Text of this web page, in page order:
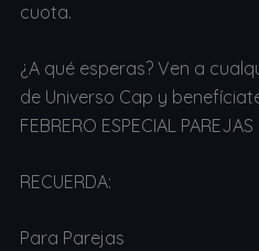
cuota.
¿A qué esperas? Ven a
de Universo Cap y
FEBRERO ESPECIAL
RECUERDA:
Para Parejas